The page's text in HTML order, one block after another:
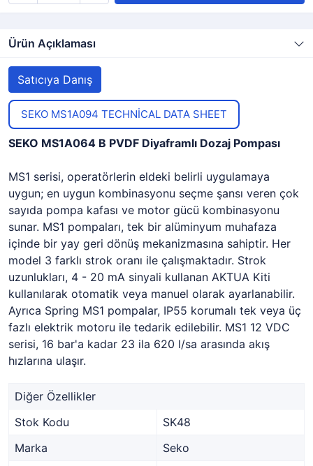
Ürün Açıklaması
Satıcıya Danış
SEKO MS1A094 TECHNİCAL DATA SHEET
SEKO MS1A064 B PVDF Diyaframlı Dozaj Pompası
MS1 serisi, operatörlerin eldeki belirli uygulamaya
uygun; en uygun kombinasyonu seçme şansı veren çok
sayıda pompa kafası ve motor gücü kombinasyonu
sunar. MS1 pompaları, tek bir alüminyum muhafaza
içinde bir yay geri dönüş mekanizmasına sahiptir. Her
model 3 farklı strok oranı ile çalışmaktadır. Strok
uzunlukları, 4 - 20 mA sinyali kullanan AKTUA Kiti
kullanılarak otomatik veya manuel olarak ayarlanabilir.
Ayrıca Spring MS1 pompalar, IP55 korumalı tek veya üç
fazlı elektrik motoru ile tedarik edilebilir. MS1 12 VDC
serisi, 16 bar'a kadar 23 ila 620 l/sa arasında akış
hızlarına ulaşır.
Diğer Özellikler
Stok Kodu
SK48
Marka
Seko